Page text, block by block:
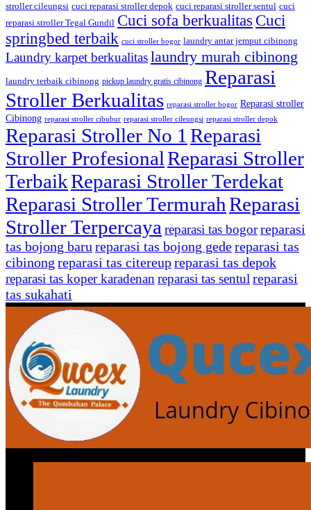
stroller cileungsi cuci reparasi stroller depok cuci reparasi stroller sentul cuci
reparasi stroller Tegal Gundil Cuci sofa berkualitas Cuci
springbed terbaik cuci stroller bogor laundry antar jemput cibinong
Laundry karpet berkualitaslaundry murah cibinong
laundry terbaik cibinong pickup laundry gratis cibinong Reparasi
Stroller Berkualitas reparasi stroller bogor Reparasi stroller
Cibinong reparasi stroller cibubur reparasi stroller cileungsi reparasi stroller depok
Reparasi Stroller No 1 Reparasi
Stroller ProfesionalReparasi Stroller
TerbaikReparasi Stroller Terdekat
Reparasi Stroller TermurahReparasi
Stroller Terpercaya reparasi tas bogorreparasi
tas bojong baru reparasi tas bojong gedereparasi tas
cibinong reparasi tas citereupreparasi tas depok
reparasi tas koper karadenan reparasi tas sentul reparasi
tas sukahati